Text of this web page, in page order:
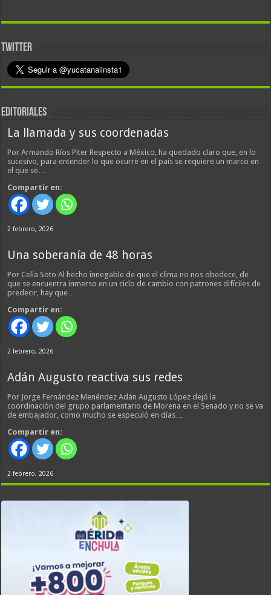
TWITTER
EDITORIALES
La llamada y sus coordenadas
Por Armando Ríos Piter Respecto a México, ha quedado claro que, en lo
sucesivo, para entender lo que ocurre en el país se requiere un marco en
el que se…
Compartir en:
2 febrero, 2026
Una soberanía de 48 horas
Por Celia Soto Al hecho innegable de que el clima no nos obedece, de
que se encuentra inmerso en un ciclo de cambio con patrones difíciles de
predecir, hay que…
Compartir en:
2 febrero, 2026
Adán Augusto reactiva sus redes
Por Jorge Fernández Menéndez Adán Augusto López dejó la
coordinación del grupo parlamentario de Morena en el Senado y no se va
de embajador, como mucho se especuló en días…
Compartir en:
2 febrero, 2026